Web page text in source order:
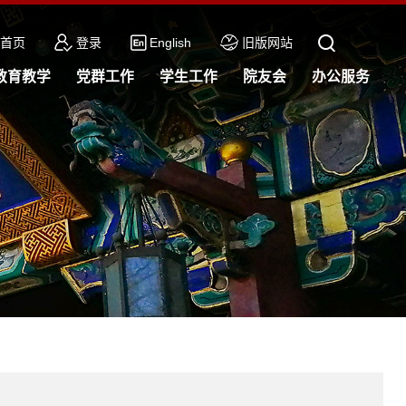
首页 登录 English 旧版网站
育教学 党群工作 学生工作 院友会 办公服务